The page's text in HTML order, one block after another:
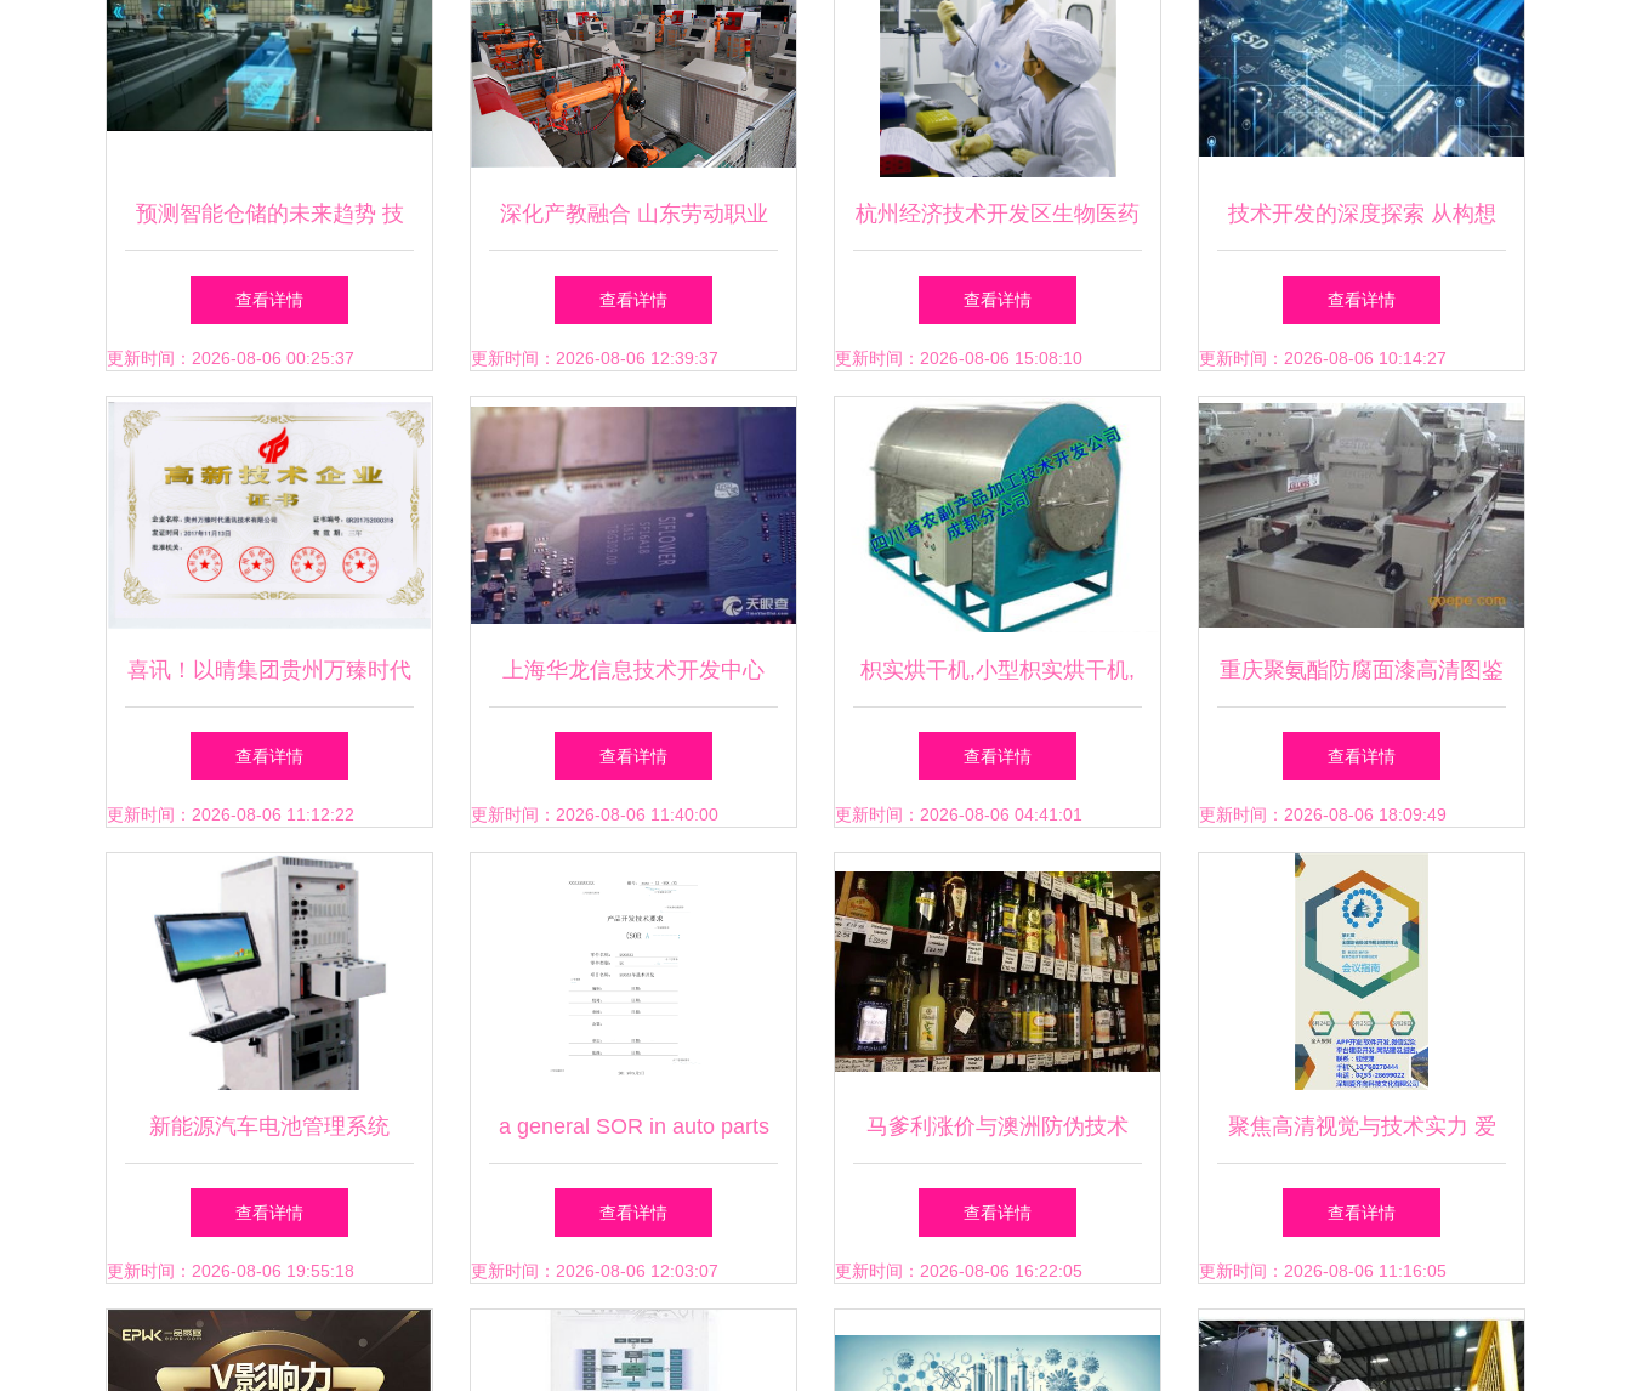
预测智能仓储的未来趋势 技
术发展正在改变供应链中仓库
的作用
查看详情
更新时间：2026-08-06 00:25:37
深化产教融合 山东劳动职业
技术学院开设工业机器人订单
班助力技术开发
查看详情
更新时间：2026-08-06 12:39:37
杭州经济技术开发区生物医药
产业进入“黄金时代”
查看详情
更新时间：2026-08-06 15:08:10
技术开发的深度探索 从构想
到实现的工程实践
查看详情
更新时间：2026-08-06 10:14:27
喜讯！以晴集团贵州万臻时代
荣获高新技术企业认定
查看详情
更新时间：2026-08-06 11:12:22
上海华龙信息技术开发中心
技术驱动的创新引擎
查看详情
更新时间：2026-08-06 11:40:00
枳实烘干机,小型枳实烘干机,
枳实烘干机价格厂家价格 枳
实烘干机,小型枳实烘干机,枳
实烘干机价格图片 枳实烘干
机,小型枳实烘干机,枳实烘干
机价格批发 百卓采购网
查看详情
更新时间：2026-08-06 04:41:01
重庆聚氨酯防腐面漆高清图鉴
与技术展望
查看详情
更新时间：2026-08-06 18:09:49
新能源汽车电池管理系统
（BMS）中传感器技术应用解
析
查看详情
更新时间：2026-08-06 19:55:18
a general SOR in auto parts
(added type)
查看详情
更新时间：2026-08-06 12:03:07
马爹利涨价与澳洲防伪技术
应对假酒的双重策略
查看详情
更新时间：2026-08-06 16:22:05
聚焦高清视觉与技术实力 爱
齐向科技——创新iPad App开
发的卓越伙伴
查看详情
更新时间：2026-08-06 11:16:05